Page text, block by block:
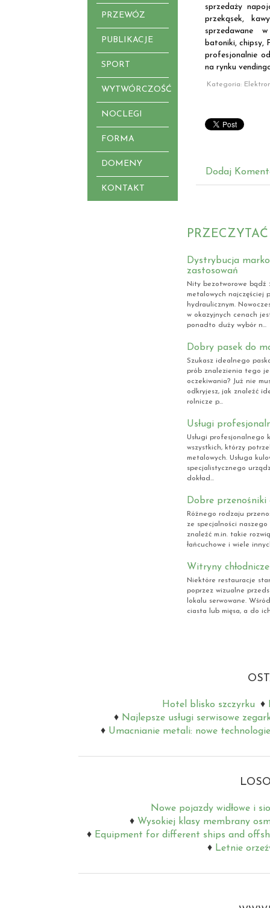
PRZEWÓZ
PUBLIKACJE
SPORT
WYTWÓRCZOŚĆ
NOCLEGI
FORMA
DOMENY
KONTAKT
sprzedaży
przekąsek,
sprzedawane
batoniki, chipsy,
profesjonalnie
na rynku
Kategoria:
Dodaj
Dystrybucja
zastosowań
Nity bezotworowe bądź
metalowych najczęściej
hydraulicznym.
w okazyjnych cenach
ponadto duży wybór n...
Dobry pasek do
Szukasz idealnego
prób znalezienia tego
oczekiwania? Już nie
odkryjesz, jak znaleźć
rolnicze p...
Usługi
Usługi profesjonalnego
wszystkich, którzy
metalowych. Usługa
specjalistycznego
dokład...
Dobre przenośniki
Różnego rodzaju
ze specjalności
znaleźć m.in. takie
łańcuchowe i wiele
Witryny
Niektóre restauracje
poprzez wizualne
lokalu serwowane.
ciasta lub mięsa, a do
Hotel blisko szczyrku
Najlepsze usługi serwisowe
Umacnianie metali: nowe
Nowe pojazdy widłowe i
Wysokiej klasy membrany
Equipment for different ships and
Letnie